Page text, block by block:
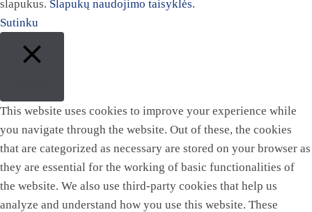
slapukus. Slapukų naudojimo taisyklės.
Sutinku
This website uses cookies to improve your experience while
you navigate through the website. Out of these, the cookies
that are categorized as necessary are stored on your browser as
they are essential for the working of basic functionalities of
the website. We also use third-party cookies that help us
analyze and understand how you use this website. These